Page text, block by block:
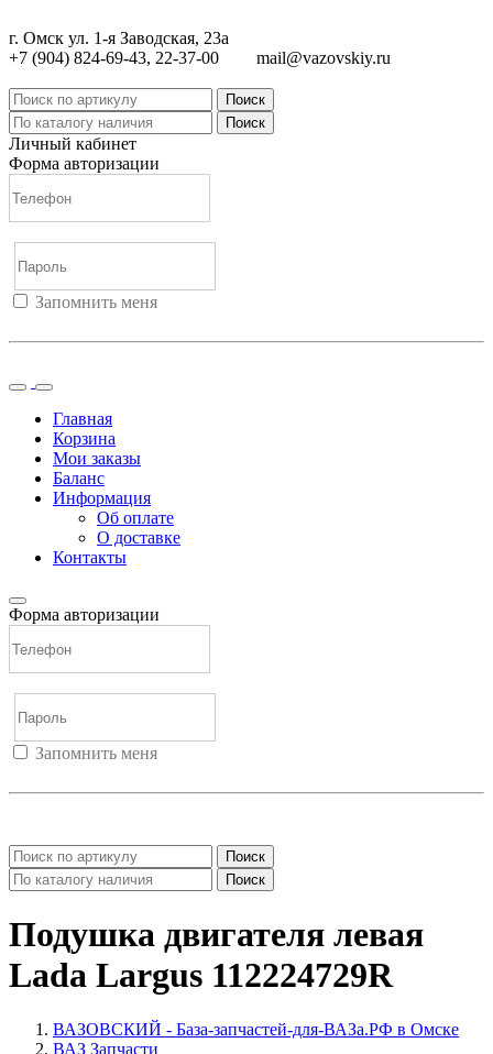
г. Омск ул. 1-я Заводская, 23а
+7 (904) 824-69-43, 22-37-00
mail@vazovskiy.ru
Поиск
Поиск
Личный кабинет
Форма авторизации
Запомнить меня
Главная
Корзина
Мои заказы
Баланс
Информация
Об оплате
О доставке
Контакты
Форма авторизации
Запомнить меня
Поиск
Поиск
Подушка двигателя левая
Lada Largus 112224729R
ВАЗОВСКИЙ - База-запчастей-для-ВАЗа.РФ в Омске
ВАЗ Запчасти